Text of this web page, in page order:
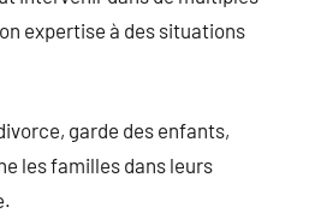
expertise à des situations
garde des enfants,
les familles dans leurs